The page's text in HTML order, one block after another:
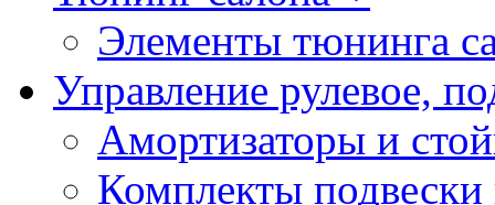
Элементы тюнинга
Управление рулевое,
Амортизаторы и
Комплекты подвески